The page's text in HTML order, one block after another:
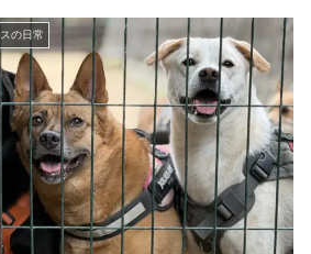
の日常